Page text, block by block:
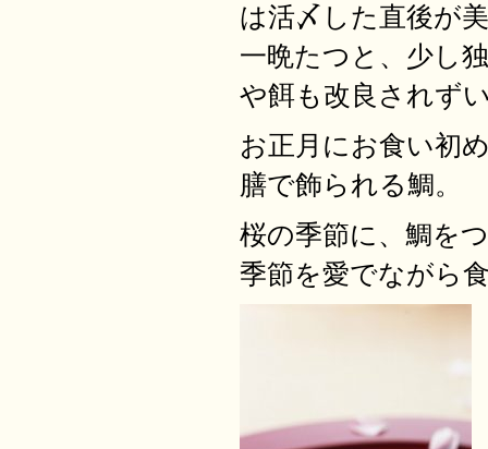
は活〆した直後が
一晩たつと、少し
や餌も改良されず
お正月にお食い初
膳で飾られる鯛。
桜の季節に、鯛を
季節を愛でながら